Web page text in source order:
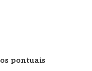
pontuais